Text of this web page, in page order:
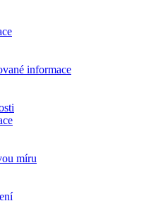
informace
míru